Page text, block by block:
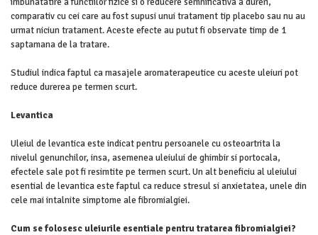
comparativ cu cei care au fost supusi unui tratament tip placebo sau nu au
urmat niciun tratament. Aceste efecte au putut fi observate timp de 1
saptamana de la tratare.
Studiul indica faptul ca masajele aromaterapeutice cu aceste uleiuri pot
reduce durerea pe termen scurt.
Levantica
Uleiul de levantica este indicat pentru persoanele cu osteoartrita la
nivelul genunchilor, insa, asemenea uleiului de ghimbir si portocala,
efectele sale pot fi resimtite pe termen scurt. Un alt beneficiu al uleiului
esential de levantica este faptul ca reduce stresul si anxietatea, unele din
cele mai intalnite simptome ale fibromialgiei.
Cum se folosesc uleiurile esentiale pentru tratarea fibromialgiei?